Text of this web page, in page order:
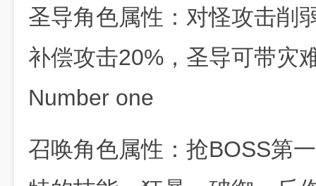
圣导角色属性：对怪攻击削
补偿攻击20%，圣导可带灾
Number one
召唤角色属性：抢BOSS第